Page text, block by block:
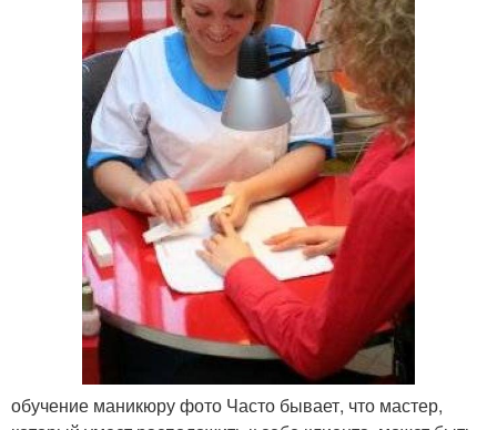
обучение маникюру фото Часто бывает, что мастер,